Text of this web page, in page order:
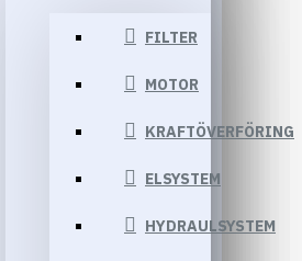
FILTER
MOTOR
KRAFTÖVERFÖRING
ELSYSTEM
HYDRAULSYSTEM